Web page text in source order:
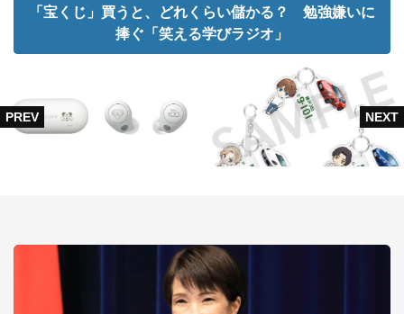
「宝くじ」買うと、どれくらい儲かる？ 勉強嫌いに
捧ぐ「笑える学びラジオ」